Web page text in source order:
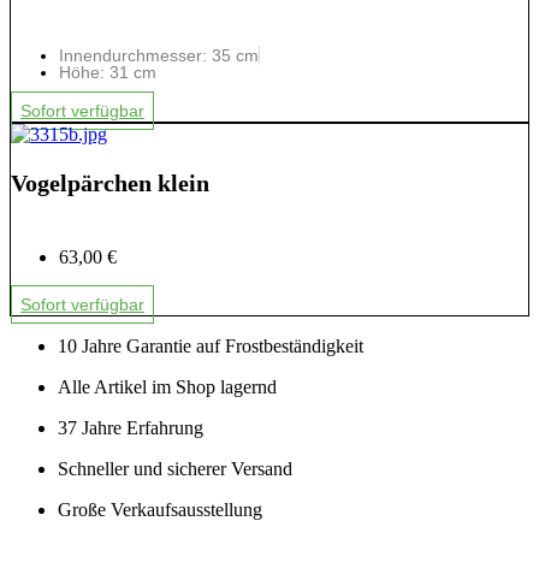
Innendurchmesser: 35 cm
Höhe: 31 cm
Sofort verfügbar
Vogelpärchen klein
63,00 €
Sofort verfügbar
10 Jahre Garantie auf Frostbeständigkeit
Alle Artikel im Shop lagernd
37 Jahre Erfahrung
Schneller und sicherer Versand
Große Verkaufsausstellung